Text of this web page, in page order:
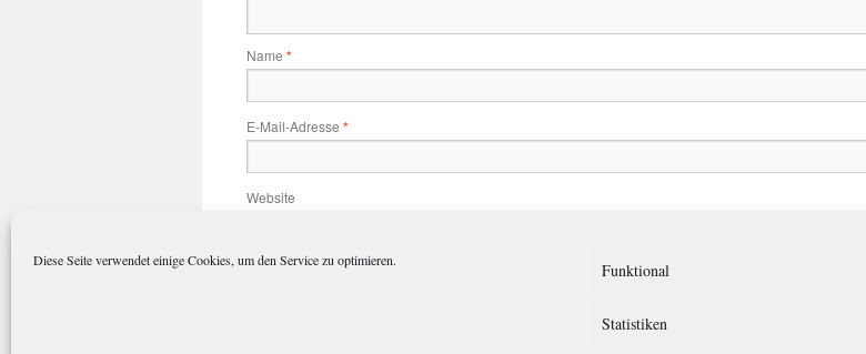
Diese Seite verwendet einige Cookies, um den Service zu optimieren. Funktional
Statistiken
Name *
E-Mail-Adresse *
Website
Name, E-Mail-Adresse und Website in diesem Browser für meinen nächsten Kommentar speichern.